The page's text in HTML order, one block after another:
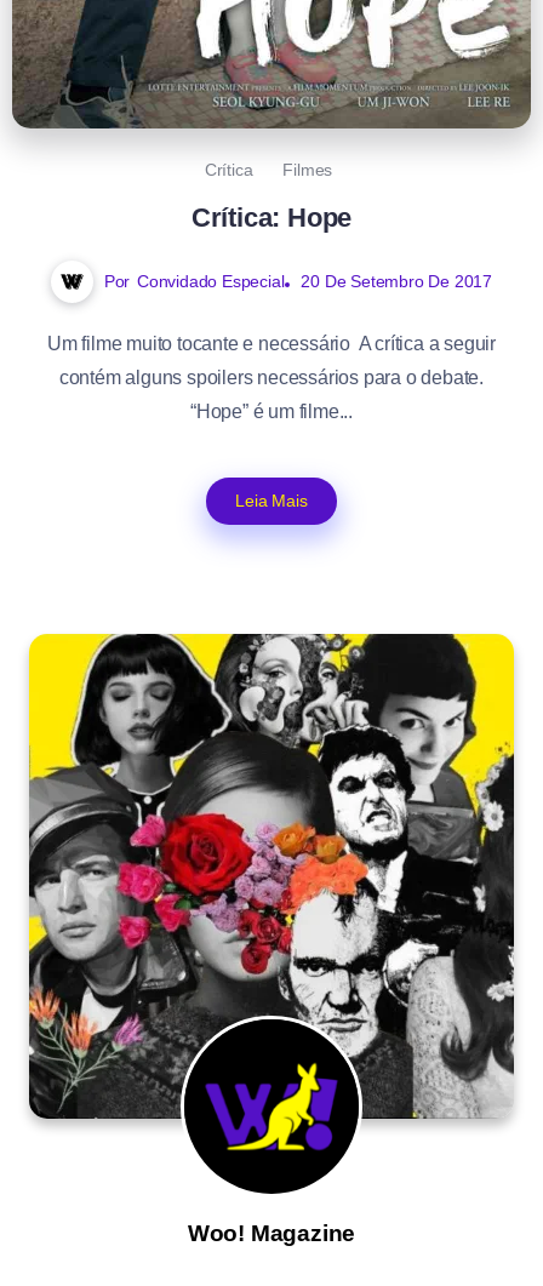
Crítica Filmes
Crítica: Hope
Por Convidado Especial 20 De Setembro De 2017
Um filme muito tocante e necessário A crítica a seguir
contém alguns spoilers necessários para o debate.
“Hope” é um filme...
Leia Mais
Woo! Magazine